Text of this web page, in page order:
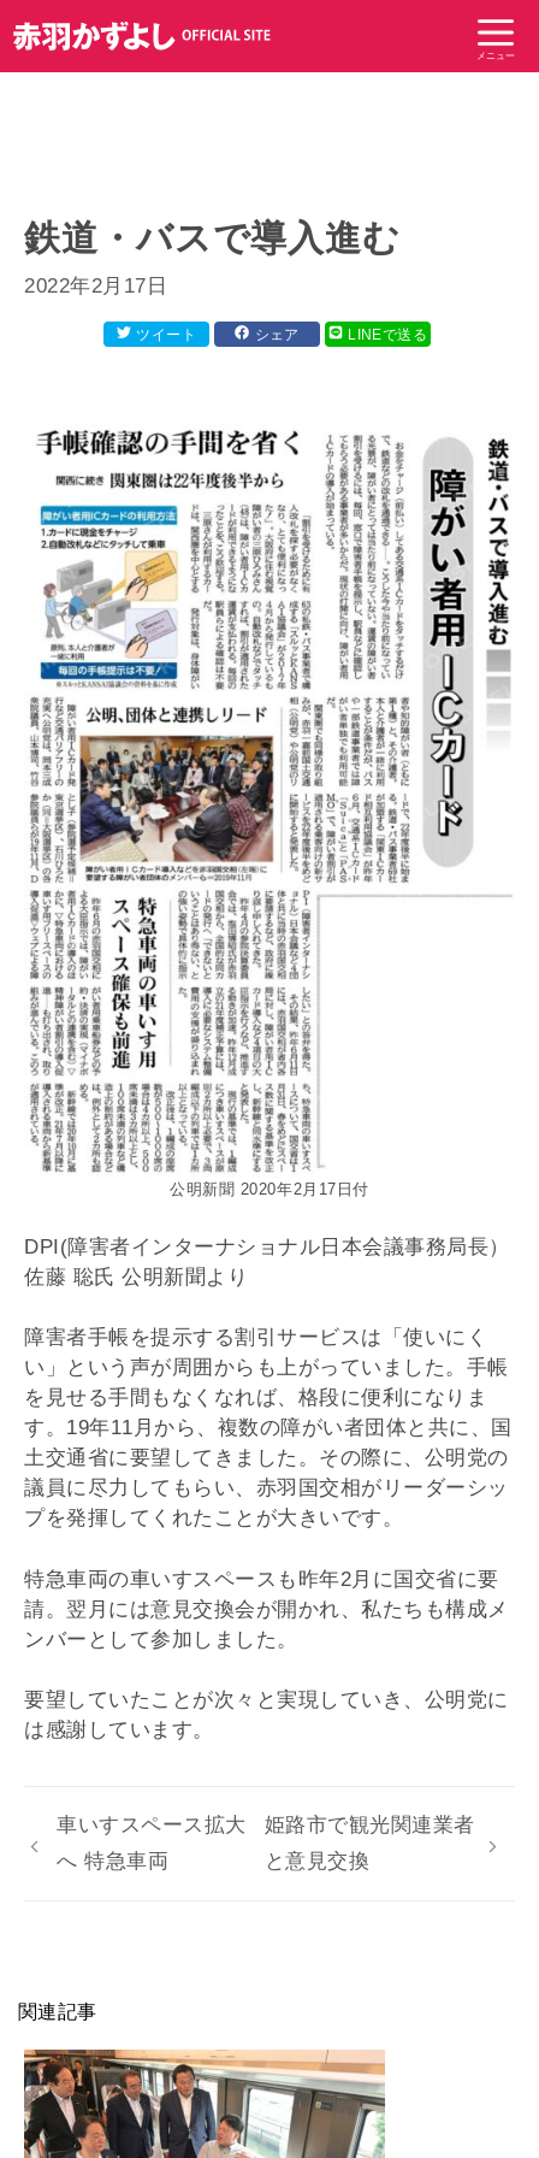
ン
テ
メニュー
鉄道・バスで導入進む
2022年2月17日
ツイート シェア LINEで送る
公明新聞 2020年2月17日付
DPI(障害者インターナショナル日本会議事務局長）
佐藤 聡氏 公明新聞より
障害者手帳を提示する割引サービスは「使いにく
い」という声が周囲からも上がっていました。手帳
を見せる手間もなくなれば、格段に便利になりま
す。19年11月から、複数の障がい者団体と共に、国
土交通省に要望してきました。その際に、公明党の
議員に尽力してもらい、赤羽国交相がリーダーシッ
プを発揮してくれたことが大きいです。
特急車両の車いすスペースも昨年2月に国交省に要
請。翌月には意見交換会が開かれ、私たちも構成メ
ンバーとして参加しました。
要望していたことが次々と実現していき、公明党に
は感謝しています。
車いすスペース拡大
へ 特急車両
姫路市で観光関連業者
と意見交換
関連記事